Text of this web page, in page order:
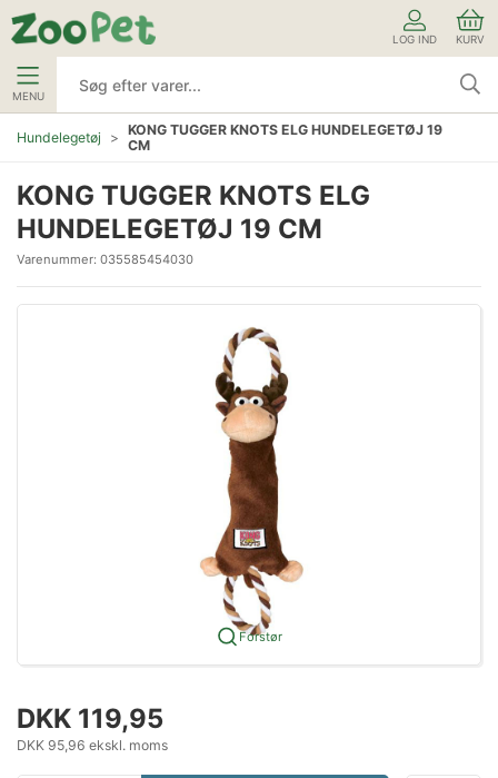
LOG IND KURV
MENU
Hundelegetøj
KONG TUGGER KNOTS ELG HUNDELEGETØJ 19
CM
KONG TUGGER KNOTS ELG
HUNDELEGETØJ 19 CM
Varenummer: 035585454030
Forstør
DKK 119,95
DKK 95,96 ekskl. moms